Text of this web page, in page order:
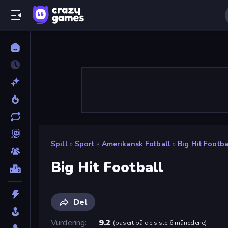
Spill » Sport » Amerikansk Fotball » Big Hit
Big Hit Football
Del
Vurdering
9.2 (basert på de siste 6 månedene)